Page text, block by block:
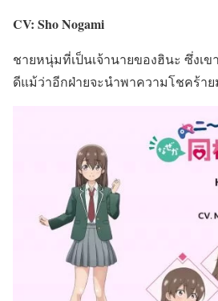
CV: Sho Nogami
ชายหนุ่มที่เป็นเจ้านายของฮินะ ซึ่งเ
ดีแม้ว่าอีกฝ่ายจะนำพาความโชคร้าย